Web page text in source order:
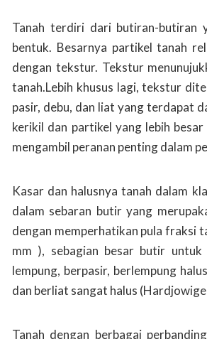
Tanah terdiri dari butiran-butiran
bentuk. Besarnya partikel tanah
dengan tekstur. Tekstur
tanah.Lebih khusus lagi, tekstur
pasir, debu, dan liat yang terdapat
kerikil dan partikel yang lebih
mengambil peranan penting dalam
Kasar dan halusnya tanah dalam
dalam sebaran butir yang
dengan memperhatikan pula fraksi
mm ), sebagian besar butir
lempung, berpasir, berlempung
dan berliat sangat halus
Tanah dengan berbagai